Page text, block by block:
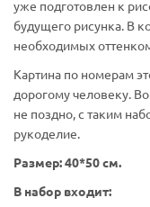
уже подготовлен к
будущего рисунка. В
необходимых
Картина по номерам
дорогому человеку.
не поздно, с таким
рукоделие.
Размер: 40*50 см.
В набор входит: